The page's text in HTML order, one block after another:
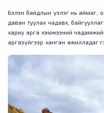
Бэлэн байдлын үзлэг нь аймаг,
даван туулах чадавх,
хариу арга хэмжээний
аргазүйгээр ханган ажилладаг